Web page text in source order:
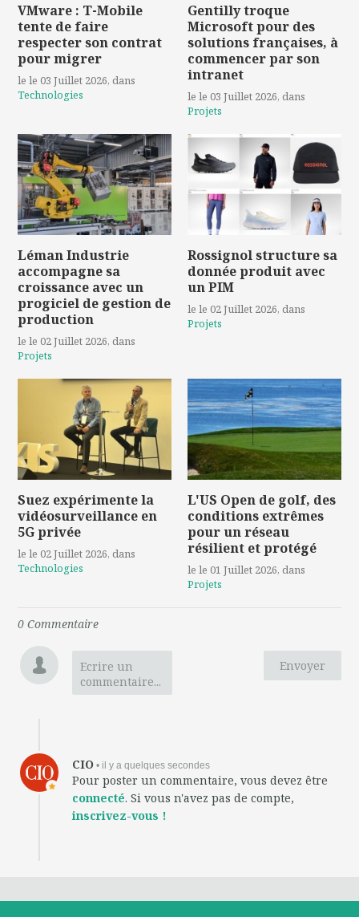
VMware : T-Mobile
tente de faire
respecter son contrat
pour migrer
le le 03 Juillet 2026, dans
Technologies
Gentilly troque
Microsoft pour des
solutions françaises, à
commencer par son
intranet
le le 03 Juillet 2026, dans
Projets
Léman Industrie
accompagne sa
croissance avec un
progiciel de gestion de
production
le le 02 Juillet 2026, dans
Projets
Rossignol structure sa
donnée produit avec
un PIM
le le 02 Juillet 2026, dans
Projets
Suez expérimente la
vidéosurveillance en
5G privée
le le 02 Juillet 2026, dans
Technologies
L'US Open de golf, des
conditions extrêmes
pour un réseau
résilient et protégé
le le 01 Juillet 2026, dans
Projets
0 Commentaire
Envoyer
Ecrire un
commentaire...
CIO • il y a quelques secondes
Pour poster un commentaire, vous devez être
connecté. Si vous n'avez pas de compte,
inscrivez-vous !